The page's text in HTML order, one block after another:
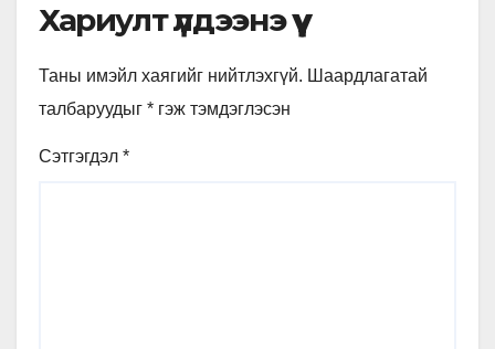
Хариулт үлдээнэ үү
Таны имэйл хаягийг нийтлэхгүй. Шаардлагатай
талбаруудыг * гэж тэмдэглэсэн
Сэтгэгдэл *